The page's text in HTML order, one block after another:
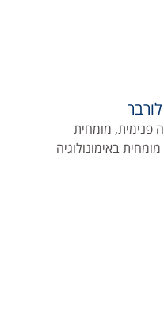
פנימית, מומחית
באימונולוגיה